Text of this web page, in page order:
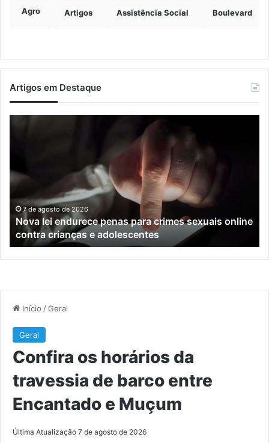
Agro Artigos Assistência Social Boulevard
Artigos em Destaque
para
crimes
sexuais
online
contra
crianças
e
adolescentes
7 de agosto de 2026
Nova lei endurece penas para crimes sexuais online
contra crianças e adolescentes